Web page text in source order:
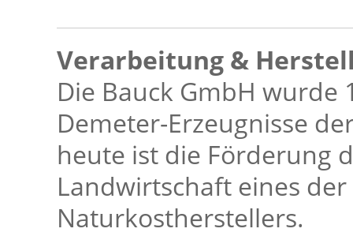
Verarbeitung &
Die Bauck GmbH
Demeter-Erzeugnisse
heute ist die Förderung
Landwirtschaft eines
Naturkostherstellers.